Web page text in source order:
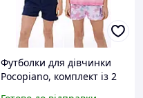
Футболки для дівчинки
Pocopiano, комплект із 2